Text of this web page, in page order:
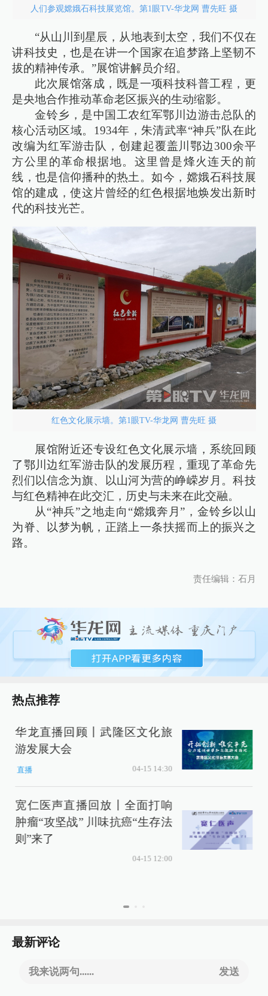
人们参观嫦娥石科技展览馆。第1眼TV-华龙网 曹先旺 摄
“从山川到星辰，从地表到太空，我们不仅在
讲科技史，也是在讲一个国家在追梦路上坚韧不
拔的精神传承。”展馆讲解员介绍。
此次展馆落成，既是一项科技科普工程，更
是央地合作推动革命老区振兴的生动缩影。
金铃乡，是中国工农红军鄂川边游击总队的
核心活动区域。1934年，朱清武率“神兵”队在此
改编为红军游击队，创建起覆盖川鄂边300余平
方公里的革命根据地。这里曾是烽火连天的前
线，也是信仰播种的热土。如今，嫦娥石科技展
馆的建成，使这片曾经的红色根据地焕发出新时
代的科技光芒。
红色文化展示墙。第1眼TV-华龙网 曹先旺 摄
展馆附近还专设红色文化展示墙，系统回顾
了鄂川边红军游击队的发展历程，重现了革命先
烈们以信念为旗、以山河为营的峥嵘岁月。科技
与红色精神在此交汇，历史与未来在此交融。
从“神兵”之地走向“嫦娥奔月”，金铃乡以山
为脊、以梦为帆，正踏上一条扶摇而上的振兴之
路。
责任编辑：石月
热点推荐
华龙直播回顾丨武隆区文化旅
游发展大会
直播 04-15 14:30
宽仁医声直播回放丨全面打响
肿瘤“攻坚战” 川味抗癌“生存法
则”来了
04-15 12:00
最新评论
我来说两句...... 发送